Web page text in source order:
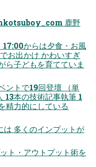
鹿野
からは夕食・お風
お出かけ かわいすぎ
ら子どもを育てていま
ントで19回登壇 （単
13本の技術記事執筆 1
精力的にしている
は 多くのインプットが
ト・アウトプット術を